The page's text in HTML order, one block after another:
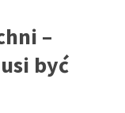
–
być